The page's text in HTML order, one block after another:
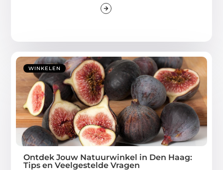
WINKELEN
Ontdek Jouw Natuurwinkel in Den Haag:
Tips en Veelgestelde Vragen